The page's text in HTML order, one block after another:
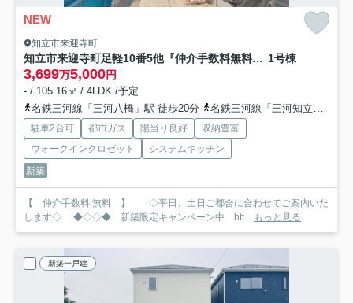
NEW
知立市来迎寺町
知立市来迎寺町足軽10番5他『仲介手数料無料』新築一戸建て・建売 1号棟
3,699万5,000円
- / 105.16㎡ / 4LDK /予定
名鉄三河線「三河八橋」駅 徒歩20分
名鉄三河線「三河知立」駅 徒歩23分
駐車2台可 都市ガス 陽当り良好
収納豊富
ウォークインクロゼット
システムキッチン
新築
【 仲介手数料 無料 】 ◇平日、土日ご都合に合わせてご案内いた
します◇ ◆◇◇◆ 新築限定キャンペーン中 htt... もっと見る
新築一戸建